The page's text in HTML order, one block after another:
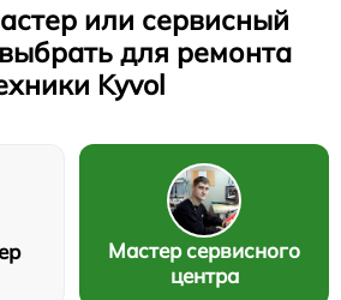
или сервисный
для ремонта
Kyvol
Мастер сервисного
центра